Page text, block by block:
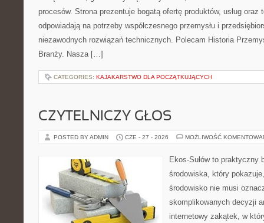
procesów. Strona prezentuje bogatą ofertę produktów, usług oraz
odpowiadają na potrzeby współczesnego przemysłu i
niezawodnych rozwiązań technicznych. Polecam Historia
Branży. Nasza […]
CATEGORIES: KAJAKARSTWO DLA POCZĄTKUJĄCYCH
CZYTELNICZY GŁOS
POSTED BY ADMIN CZE - 27 - 2026 MOŻLIWOŚĆ
Ekos-Sułów to praktyczny
środowiska, który
środowisko nie musi
skomplikowanych decyzji
internetowy zakątek, w